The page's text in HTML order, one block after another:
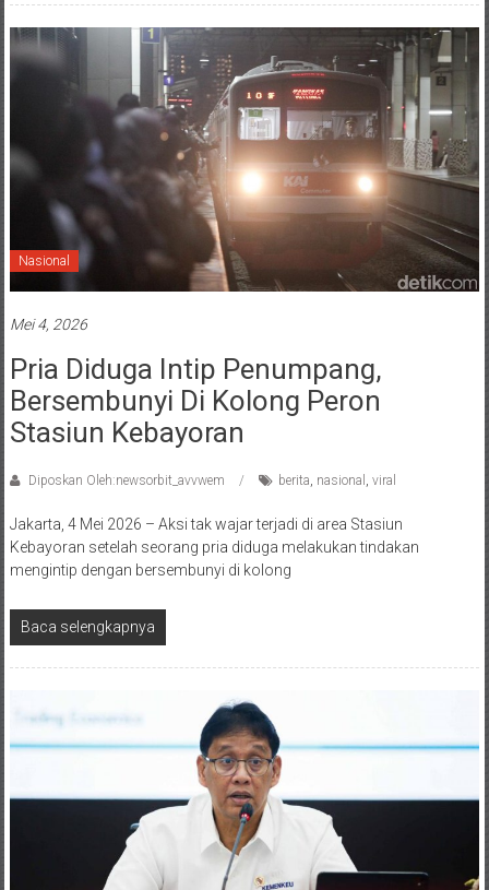
Nasional
Mei 4, 2026
Pria Diduga Intip Penumpang,
Bersembunyi Di Kolong Peron
Stasiun Kebayoran
Diposkan Oleh:newsorbit_avvwem berita, nasional , viral
Jakarta, 4 Mei 2026 – Aksi tak wajar terjadi di area Stasiun
Kebayoran setelah seorang pria diduga melakukan tindakan
mengintip dengan bersembunyi di kolong
Baca selengkapnya